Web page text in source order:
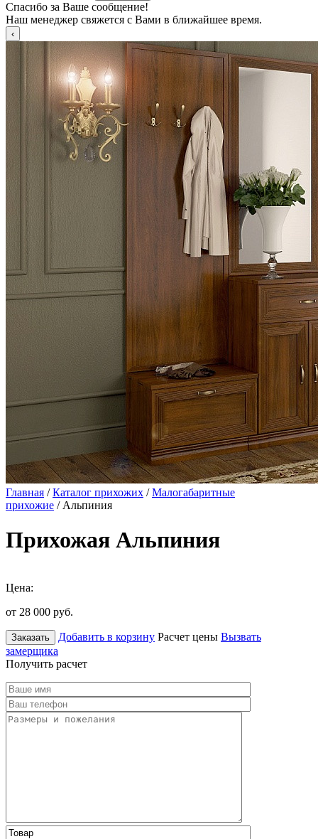
Спасибо за Ваше сообщение!
Наш менеджер свяжется с Вами в ближайшее время.
Главная /Каталог прихожих /Малогабаритные
прихожие / Альпиния
Прихожая Альпиния
Цена:
от 28 000 руб.
Заказать Добавить в корзину Расчет цены Вызвать
замерщика
Получить расчет